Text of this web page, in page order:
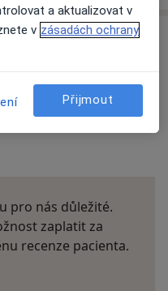
názor
pro nás důležité.
zaplatit za
recenze pacienta.
a aktualizovat v
v zásadách ochrany
Přijmout